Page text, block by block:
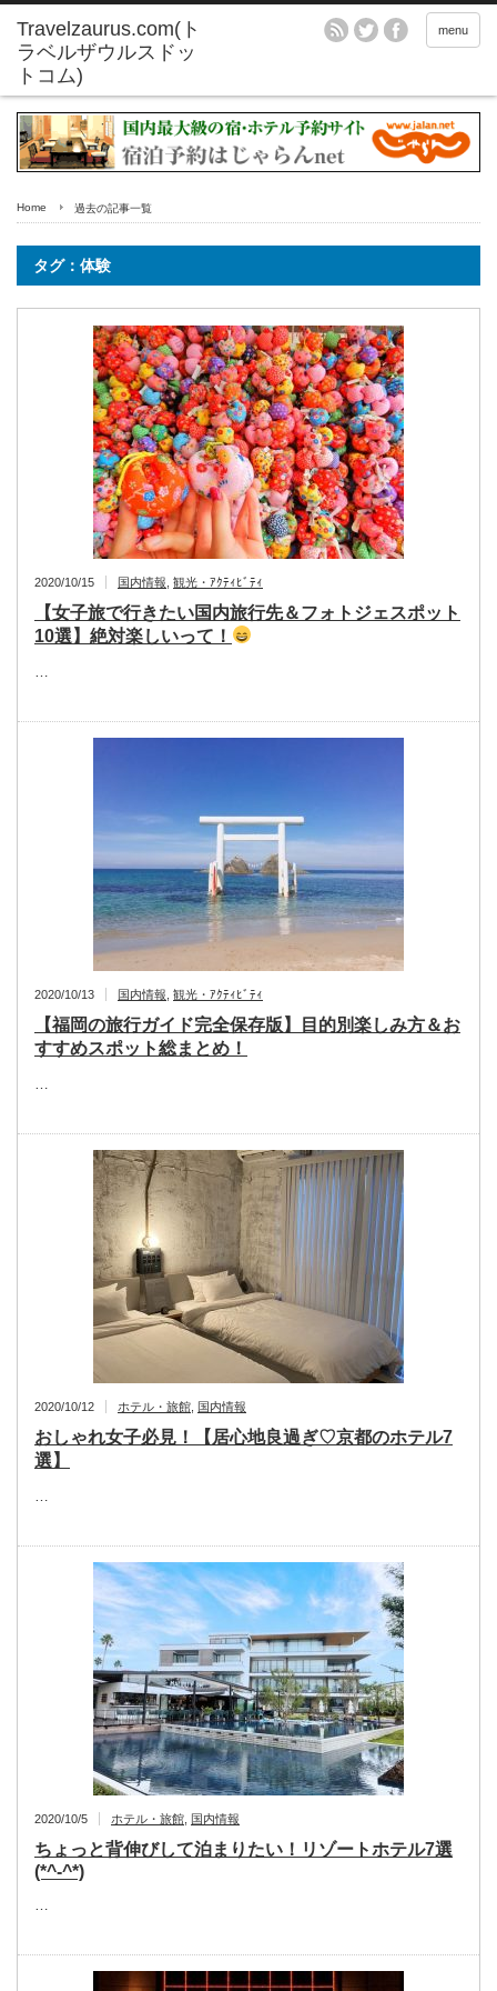
menu
Home 過去の記事一覧
タグ：体験
2020/10/15 国内情報 観光・ｱｸﾃｨﾋﾞﾃｨ
【女子旅で行きたい国内旅行先＆フォトジェスポット
10選】絶対楽しいって！
2020/10/13 国内情報 観光・ｱｸﾃｨﾋﾞﾃｨ
【福岡の旅行ガイド完全保存版】目的別楽しみ方＆お
すすめスポット総まとめ！
2020/10/12 ホテル・旅館 国内情報
おしゃれ女子必見！【居心地良過ぎ♡京都のホテル7
選】
2020/10/5 ホテル・旅館 国内情報
ちょっと背伸びして泊まりたい！リゾートホテル7選
(*^-^*)